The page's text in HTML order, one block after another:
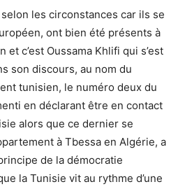
les circonstances car ils se
ont bien été présents à
c’est Oussama Khlifi qui s’est
son discours, au nom du
tunisien, le numéro deux du
en déclarant être en contact
alors que ce dernier se
à Tbessa en Algérie, a
de la démocratie
la Tunisie vit au rythme d’une